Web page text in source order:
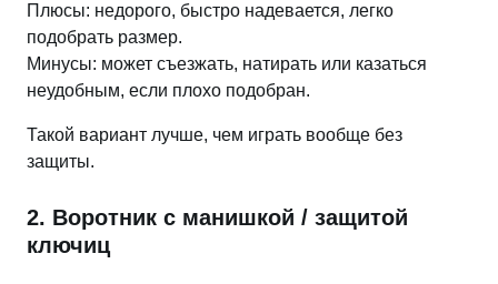
Плюсы: недорого, быстро надевается, легко
подобрать размер.
Минусы: может съезжать, натирать или казаться
неудобным, если плохо подобран.
Такой вариант лучше, чем играть вообще без
защиты.
2. Воротник с манишкой / защитой
ключиц